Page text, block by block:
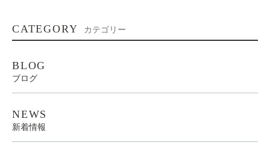
CATEGORY カテゴリー
BLOG
ブログ
NEWS
新着情報